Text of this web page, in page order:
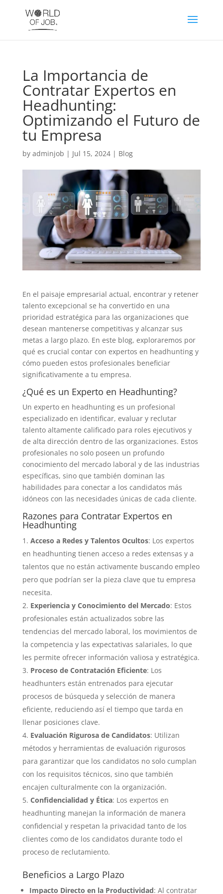
La Importancia de
Contratar Expertos en
Headhunting:
Optimizando el Futuro de
tu Empresa
by adminjob | Jul 15, 2024| Blog
En el paisaje empresarial actual, encontrar y retener
talento excepcional se ha convertido en una
prioridad estratégica para las organizaciones que
desean mantenerse competitivas y alcanzar sus
metas a largo plazo. En este blog, exploraremos por
qué es crucial contar con expertos en headhunting y
cómo pueden estos profesionales beneficiar
significativamente a tu empresa.
¿Qué es un Experto en Headhunting?
Un experto en headhunting es un profesional
especializado en identificar, evaluar y reclutar
talento altamente calificado para roles ejecutivos y
de alta dirección dentro de las organizaciones. Estos
profesionales no solo poseen un profundo
conocimiento del mercado laboral y de las industrias
específicas, sino que también dominan las
habilidades para conectar a los candidatos más
idóneos con las necesidades únicas de cada cliente.
Razones para Contratar Expertos en
Headhunting
Acceso a Redes y Talentos Ocultos: Los expertos
en headhunting tienen acceso a redes extensas y a
talentos que no están activamente buscando empleo
pero que podrían ser la pieza clave que tu empresa
necesita.
Experiencia y Conocimiento del Mercado: Estos
profesionales están actualizados sobre las
tendencias del mercado laboral, los movimientos de
la competencia y las expectativas salariales, lo que
les permite ofrecer información valiosa y estratégica.
Proceso de Contratación Eficiente: Los
headhunters están entrenados para ejecutar
procesos de búsqueda y selección de manera
eficiente, reduciendo así el tiempo que tarda en
llenar posiciones clave.
Evaluación Rigurosa de Candidatos: Utilizan
métodos y herramientas de evaluación rigurosos
para garantizar que los candidatos no solo cumplan
con los requisitos técnicos, sino que también
encajen culturalmente con la organización.
Confidencialidad y Ética: Los expertos en
headhunting manejan la información de manera
confidencial y respetan la privacidad tanto de los
clientes como de los candidatos durante todo el
proceso de reclutamiento.
Beneficios a Largo Plazo
Impacto Directo en la Productividad: Al contratar